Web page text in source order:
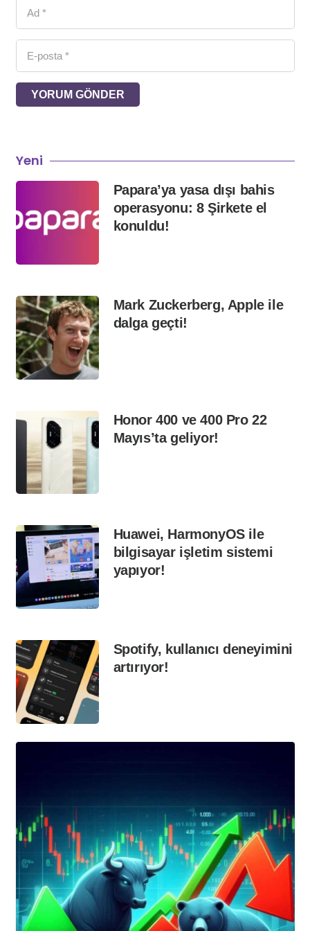
YORUM GÖNDER
Yeni
Papara’ya yasa dışı bahis
operasyonu: 8 Şirkete el
konuldu!
Mark Zuckerberg, Apple ile
dalga geçti!
Honor 400 ve 400 Pro 22
Mayıs’ta geliyor!
Huawei, HarmonyOS ile
bilgisayar işletim sistemi
yapıyor!
Spotify, kullanıcı deneyimini
artırıyor!